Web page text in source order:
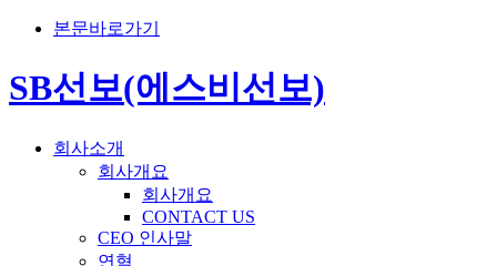
본문바로가기
SB선보(에스비선보)
회사소개
회사개요
회사개요
CONTACT US
CEO 인사말
연혁